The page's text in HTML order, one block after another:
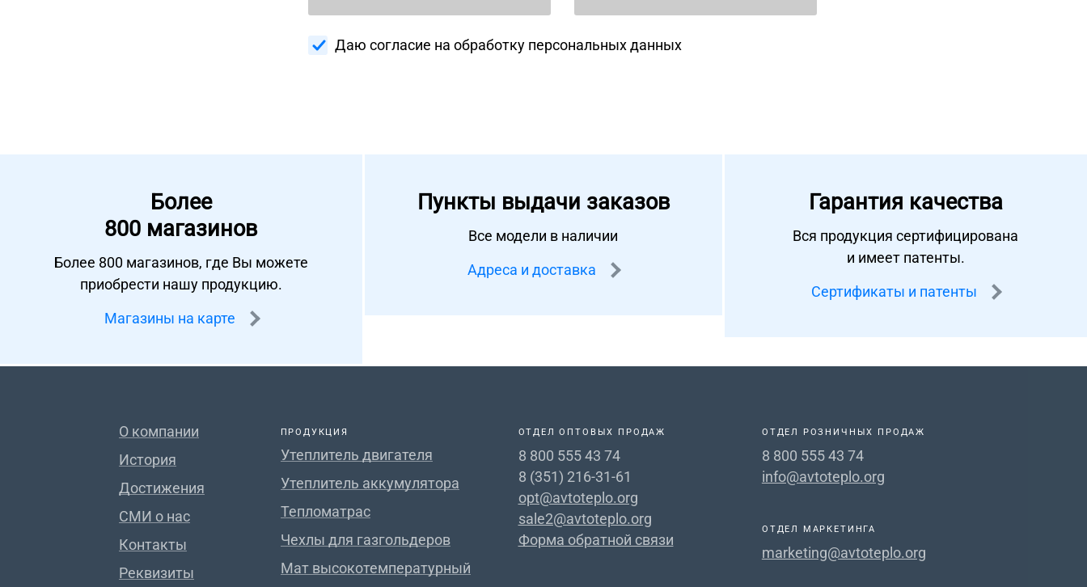
Даю согласие на обработку персональных данных
Более
800 магазинов
Более 800 магазинов, где Вы можете
приобрести нашу продукцию.
Магазины на карте
Пункты выдачи заказов
Все модели в наличии
Адреса и доставка
Гарантия качества
Вся продукция сертифицирована
и имеет патенты.
Сертификаты и патенты
О компании
История
Достижения
СМИ о нас
Контакты
Реквизиты
ПРОДУКЦИЯ
Утеплитель двигателя
Утеплитель аккумулятора
Тепломатрас
Чехлы для газгольдеров
Мат высокотемпературный
ОТДЕЛ ОПТОВЫХ ПРОДАЖ
8 800 555 43 74
8 (351) 216-31-61
opt@avtoteplo.org
sale2@avtoteplo.org
Форма обратной связи
ОТДЕЛ РОЗНИЧНЫХ ПРОДАЖ
8 800 555 43 74
info@avtoteplo.org
ОТДЕЛ МАРКЕТИНГА
marketing@avtoteplo.org